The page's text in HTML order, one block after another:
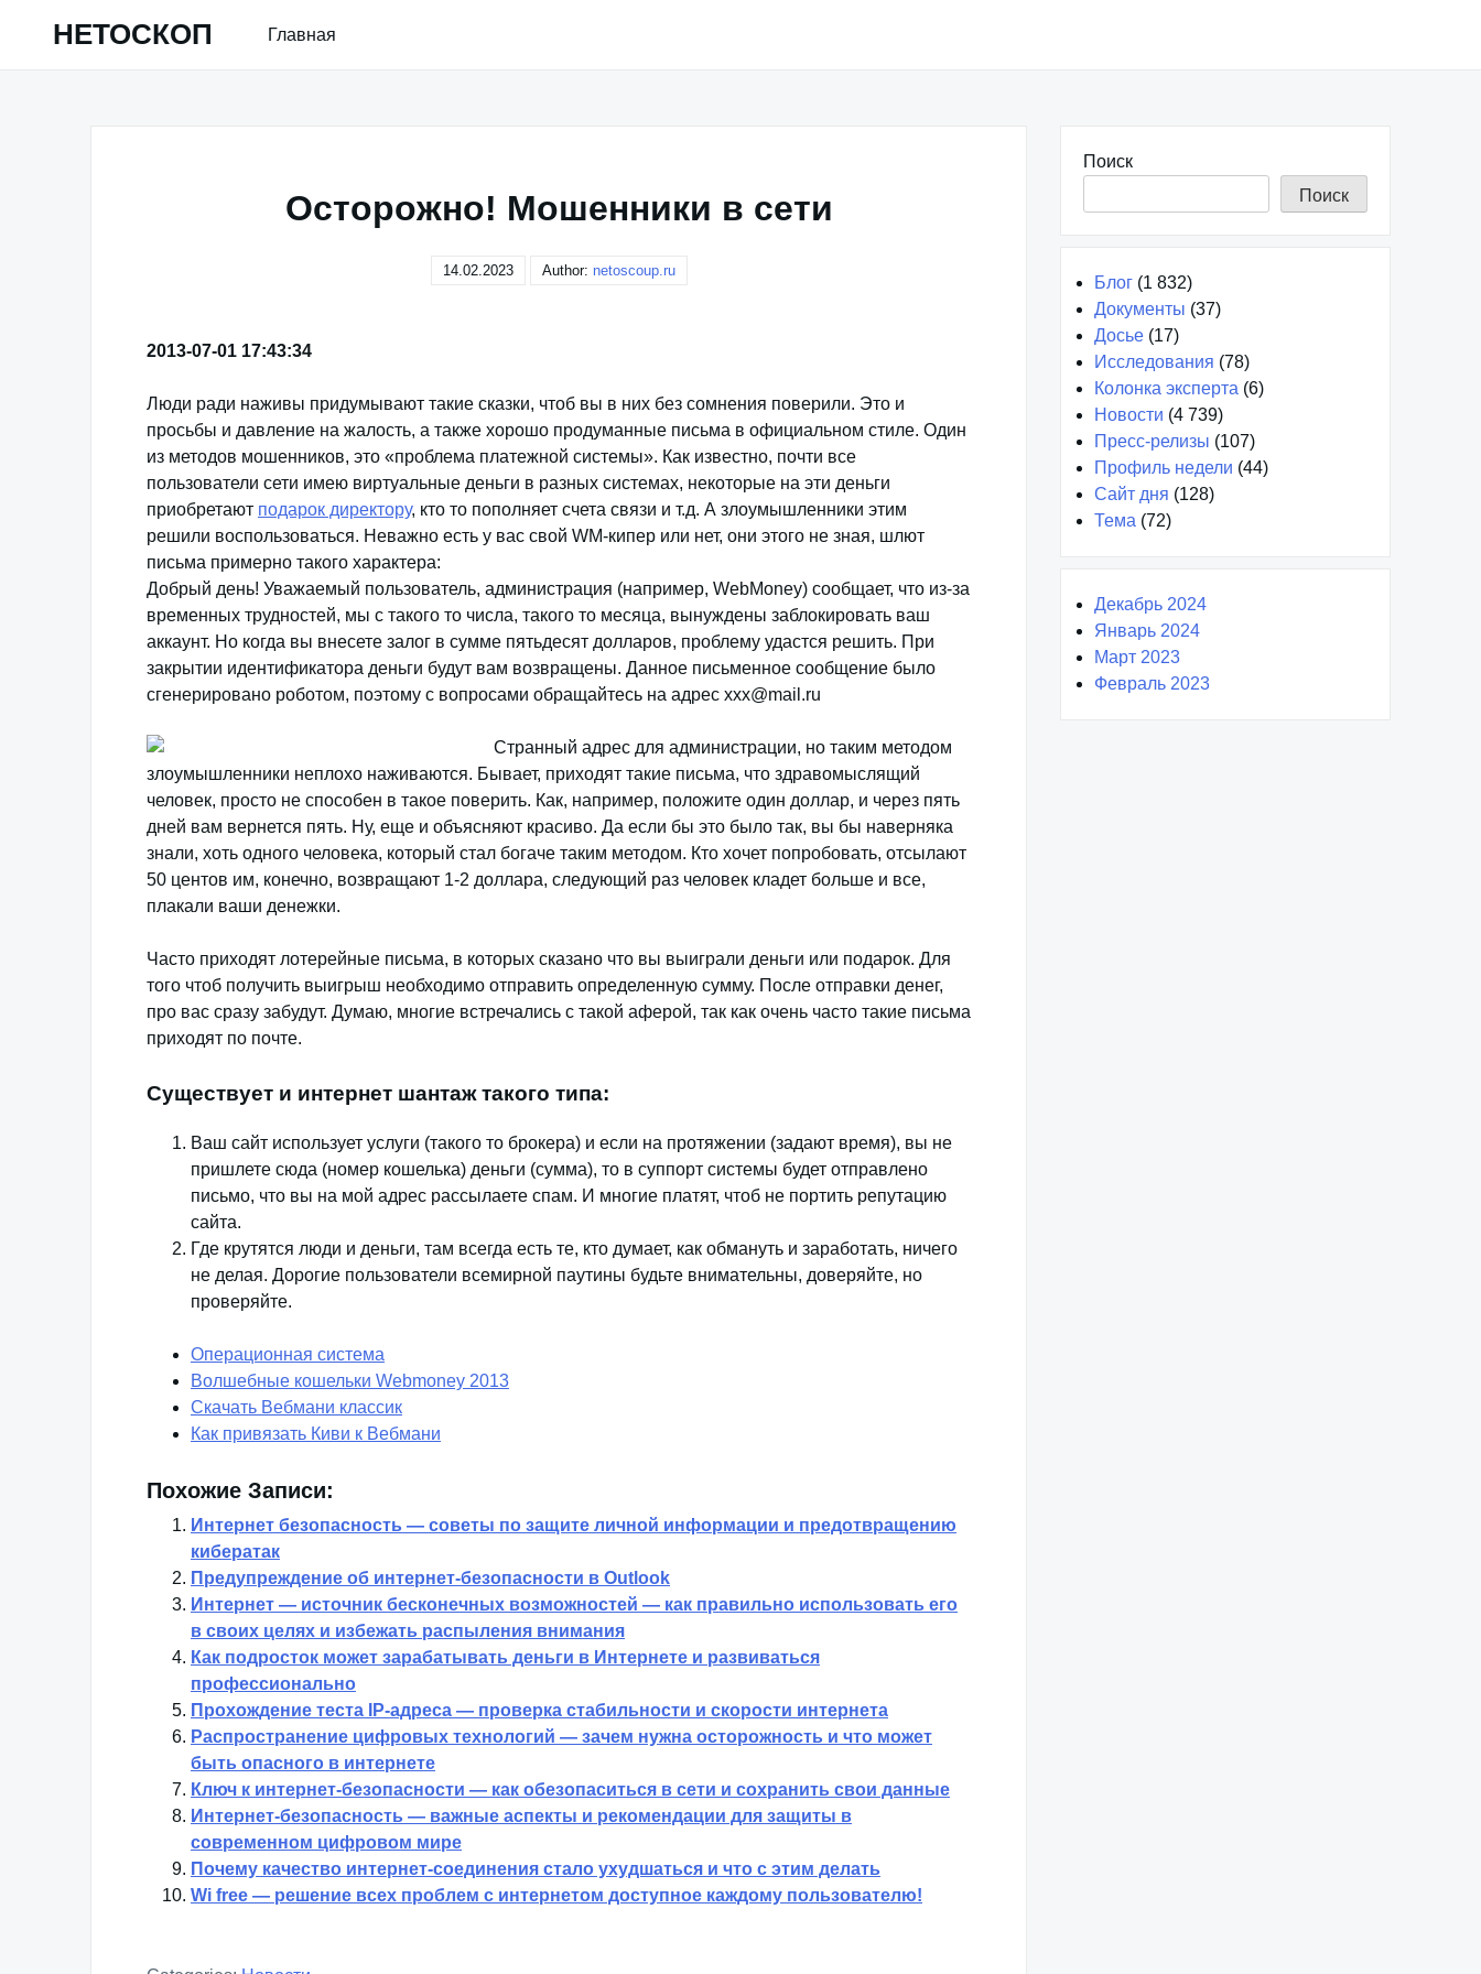
НЕТОСКОП Главная
Осторожно! Мошенники в сети
14.02.2023 Author: netoscoup.ru
2013-07-01 17:43:34
Люди ради наживы придумывают такие сказки, чтоб вы в них без сомнения поверили. Это и
просьбы и давление на жалость, а также хорошо продуманные письма в официальном стиле. Один
из методов мошенников, это «проблема платежной системы». Как известно, почти все
пользователи сети имею виртуальные деньги в разных системах, некоторые на эти деньги
приобретают подарок директору, кто то пополняет счета связи и т.д. А злоумышленники этим
решили воспользоваться. Неважно есть у вас свой WM-кипер или нет, они этого не зная, шлют
письма примерно такого характера:
Добрый день! Уважаемый пользователь, администрация (например, WebMoney) сообщает, что из-за
временных трудностей, мы с такого то числа, такого то месяца, вынуждены заблокировать ваш
аккаунт. Но когда вы внесете залог в сумме пятьдесят долларов, проблему удастся решить. При
закрытии идентификатора деньги будут вам возвращены. Данное письменное сообщение было
сгенерировано роботом, поэтому с вопросами обращайтесь на адрес xxx@mail.ru
Странный адрес для администрации, но таким методом
злоумышленники неплохо наживаются. Бывает, приходят такие письма, что здравомыслящий
человек, просто не способен в такое поверить. Как, например, положите один доллар, и через пять
дней вам вернется пять. Ну, еще и объясняют красиво. Да если бы это было так, вы бы наверняка
знали, хоть одного человека, который стал богаче таким методом. Кто хочет попробовать, отсылают
50 центов им, конечно, возвращают 1-2 доллара, следующий раз человек кладет больше и все,
плакали ваши денежки.
Часто приходят лотерейные письма, в которых сказано что вы выиграли деньги или подарок. Для
того чтоб получить выигрыш необходимо отправить определенную сумму. После отправки денег,
про вас сразу забудут. Думаю, многие встречались с такой аферой, так как очень часто такие письма
приходят по почте.
Существует и интернет шантаж такого типа:
Ваш сайт использует услуги (такого то брокера) и если на протяжении (задают время), вы не
пришлете сюда (номер кошелька) деньги (сумма), то в суппорт системы будет отправлено
письмо, что вы на мой адрес рассылаете спам. И многие платят, чтоб не портить репутацию
сайта.
Где крутятся люди и деньги, там всегда есть те, кто думает, как обмануть и заработать, ничего
не делая. Дорогие пользователи всемирной паутины будьте внимательны, доверяйте, но
проверяйте.
Операционная система
Волшебные кошельки Webmoney 2013
Скачать Вебмани классик
Как привязать Киви к Вебмани
Похожие Записи:
Интернет безопасность — советы по защите личной информации и предотвращению
кибератак
Предупреждение об интернет-безопасности в Outlook
Интернет — источник бесконечных возможностей — как правильно использовать его
в своих целях и избежать распыления внимания
Как подросток может зарабатывать деньги в Интернете и развиваться
профессионально
Прохождение теста IP-адреса — проверка стабильности и скорости интернета
Распространение цифровых технологий — зачем нужна осторожность и что может
быть опасного в интернете
Ключ к интернет-безопасности — как обезопаситься в сети и сохранить свои данные
Интернет-безопасность — важные аспекты и рекомендации для защиты в
современном цифровом мире
Почему качество интернет-соединения стало ухудшаться и что с этим делать
Wi free — решение всех проблем с интернетом доступное каждому пользователю!
Поиск
Поиск
Блог (1 832)
Документы (37)
Досье (17)
Исследования (78)
Колонка эксперта (6)
Новости (4 739)
Пресс-релизы (107)
Профиль недели (44)
Сайт дня (128)
Тема (72)
Декабрь 2024
Январь 2024
Март 2023
Февраль 2023